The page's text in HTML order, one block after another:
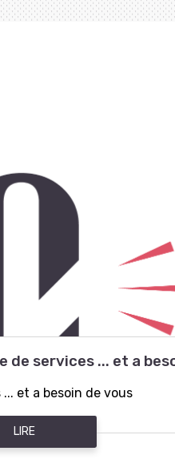
de services ... et a
et a besoin de vous
LIRE